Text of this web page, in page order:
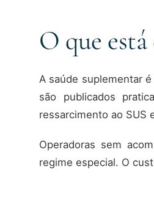
O que
A saúde suplementar
são publicados
ressarcimento ao SUS
Operadoras sem
regime especial. O